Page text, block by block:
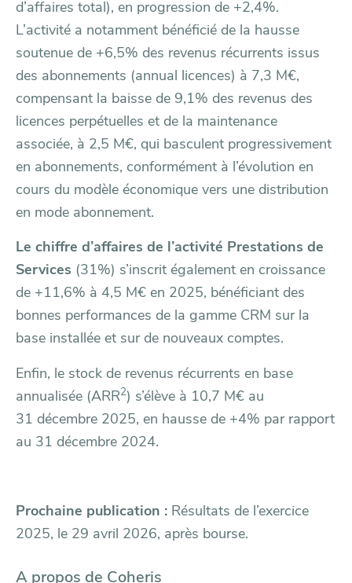
d’affaires total), en progression de +2,4%.
L’activité a notamment bénéficié de la hausse
soutenue de +6,5% des revenus récurrents issus
des abonnements (annual licences) à 7,3 M€,
compensant la baisse de 9,1% des revenus des
licences perpétuelles et de la maintenance
associée, à 2,5 M€, qui basculent progressivement
en abonnements, conformément à l’évolution en
cours du modèle économique vers une distribution
en mode abonnement.
Le chiffre d’affaires de l’activité Prestations de
Services (31%) s’inscrit également en croissance
de +11,6% à 4,5 M€ en 2025, bénéficiant des
bonnes performances de la gamme CRM sur la
base installée et sur de nouveaux comptes.
Enfin, le stock de revenus récurrents en base
annualisée (ARR2) s’élève à 10,7 M€ au
31 décembre 2025, en hausse de +4% par rapport
au 31 décembre 2024.
Prochaine publication : Résultats de l’exercice
2025, le 29 avril 2026, après bourse.
A propos de Coheris